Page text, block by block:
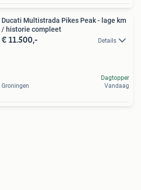
Ducati Multistrada Pikes Peak - lage km
/ historie compleet
€ 11.500,- Details
Groningen
Dagtopper
Vandaag